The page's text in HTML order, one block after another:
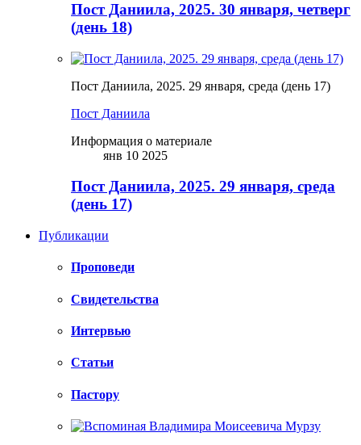
Пост Даниила, 2025. 30 января, четверг
(день 18)
Пост Даниила, 2025. 29 января, среда (день 17)
Пост Даниила
Информация о материале
янв 10 2025
Пост Даниила, 2025. 29 января, среда
(день 17)
Публикации
Проповеди
Свидетельства
Интервью
Статьи
Пастору